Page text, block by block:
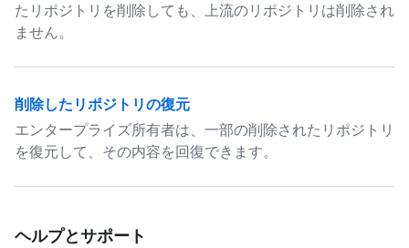
たリポジトリを削除しても、上流のリポジトリは削除され
ません。
削除したリポジトリの復元
エンタープライズ所有者は、一部の削除されたリポジトリ
を復元して、その内容を回復できます。
ヘルプとサポート